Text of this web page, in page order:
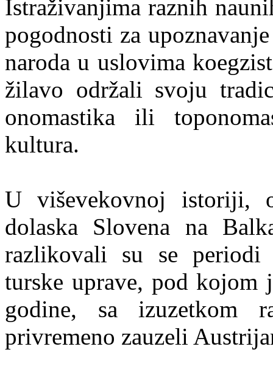
Istraživanjima raznih
pogodnosti za
naroda u uslovima
žilavo održali svoju
onomastika ili
kultura.
U viševekovnoj istoriji,
dolaska Slovena na
razlikovali su se periodi
turske uprave, pod kojom
godine, sa izuzetkom
privremeno zauzeli